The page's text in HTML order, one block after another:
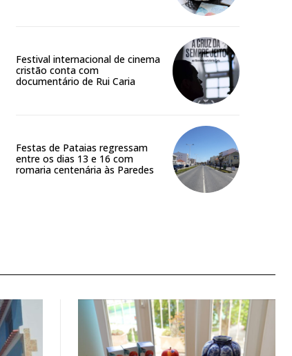
Festival internacional de cinema
cristão conta com
documentário de Rui Caria
Festas de Pataias regressam
entre os dias 13 e 16 com
romaria centenária às Paredes